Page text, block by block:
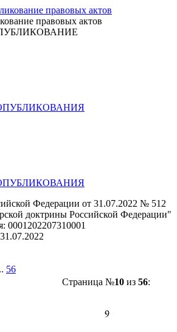
правовых актов
Федерации от 31.07.2022 № 512
доктрины Российской Федерации"
0001202207310001
31.07.2022
56
Страница №10из 56: